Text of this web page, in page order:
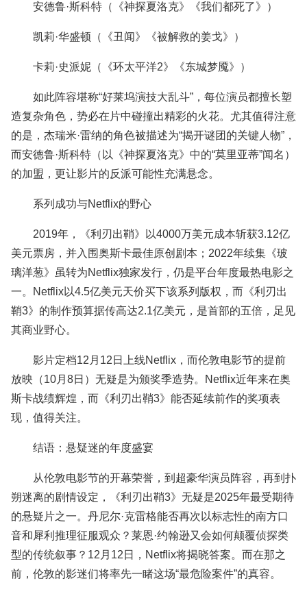
安德鲁·斯科特（《神探夏洛克》《我们都死了》）
凯莉·华盛顿（《丑闻》《被解救的姜戈》）
卡莉·史派妮（《环太平洋2》《东城梦魇》）
如此阵容堪称“好莱坞演技大乱斗”，每位演员都擅长塑
造复杂角色，势必在片中碰撞出精彩的火花。尤其值得注意
的是，杰瑞米·雷纳的角色被描述为“揭开谜团的关键人物”，
而安德鲁·斯科特（以《神探夏洛克》中的“莫里亚蒂”闻名）
的加盟，更让影片的反派可能性充满悬念。
系列成功与Netflix的野心
2019年，《利刃出鞘》以4000万美元成本斩获3.12亿
美元票房，并入围奥斯卡最佳原创剧本；2022年续集《玻
璃洋葱》虽转为Netflix独家发行，仍是平台年度最热电影之
一。Netflix以4.5亿美元天价买下该系列版权，而《利刃出
鞘3》的制作预算据传高达2.1亿美元，是首部的五倍，足见
其商业野心。
影片定档12月12日上线Netflix，而伦敦电影节的提前
放映（10月8日）无疑是为颁奖季造势。Netflix近年来在奥
斯卡战绩辉煌，而《利刃出鞘3》能否延续前作的奖项表
现，值得关注。
结语：悬疑迷的年度盛宴
从伦敦电影节的开幕荣誉，到超豪华演员阵容，再到扑
朔迷离的剧情设定，《利刃出鞘3》无疑是2025年最受期待
的悬疑片之一。丹尼尔·克雷格能否再次以标志性的南方口
音和犀利推理征服观众？莱恩·约翰逊又会如何颠覆侦探类
型的传统叙事？12月12日，Netflix将揭晓答案。而在那之
前，伦敦的影迷们将率先一睹这场“最危险案件”的真容。